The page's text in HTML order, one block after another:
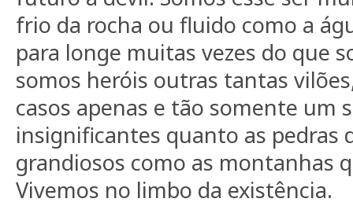
frio da rocha ou fluido como a
para longe muitas vezes do que
somos heróis outras tantas
casos apenas e tão somente um
insignificantes quanto as pedras
grandiosos como as montanhas
Vivemos no limbo da existência.